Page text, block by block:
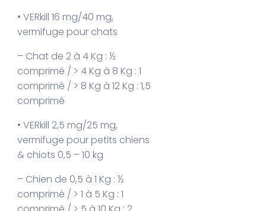
• VERkill 16 mg/40 mg,
vermifuge pour chats
– Chat de 2 à 4 Kg : ½
comprimé / > 4 Kg à 8 Kg : 1
comprimé / > 8 Kg à 12 Kg : 1,5
comprimé
• VERkill 2,5 mg/25 mg,
vermifuge pour petits chiens
& chiots 0,5 – 10 kg
– Chien de 0,5 à 1 Kg : ½
comprimé / > 1 à 5 Kg : 1